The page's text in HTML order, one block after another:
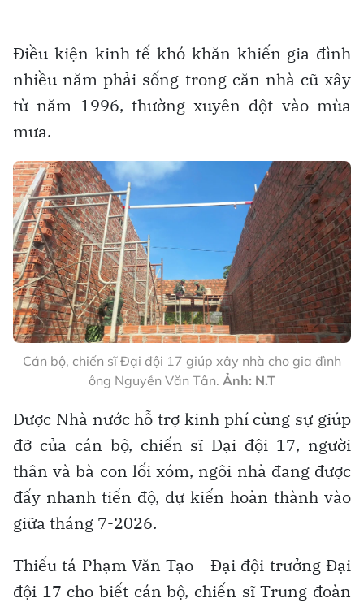
Điều kiện kinh tế khó khăn khiến gia đình
nhiều năm phải sống trong căn nhà cũ xây
từ năm 1996, thường xuyên dột vào mùa
mưa.
Cán bộ, chiến sĩ Đại đội 17 giúp xây nhà cho gia đình
ông Nguyễn Văn Tân. Ảnh: N.T
Được Nhà nước hỗ trợ kinh phí cùng sự giúp
đỡ của cán bộ, chiến sĩ Đại đội 17, người
thân và bà con lối xóm, ngôi nhà đang được
đẩy nhanh tiến độ, dự kiến hoàn thành vào
giữa tháng 7-2026.
Thiếu tá Phạm Văn Tạo - Đại đội trưởng Đại
đội 17 cho biết cán bộ, chiến sĩ Trung đoàn